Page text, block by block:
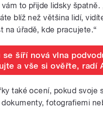
to přijde lidsky špatně.
blíž než většina lidí,
na úřadě, kde pracujete.“
se šíří nová vlna
a vše si ověřte, radí
také ocení, pokud svoje
fotografiemi